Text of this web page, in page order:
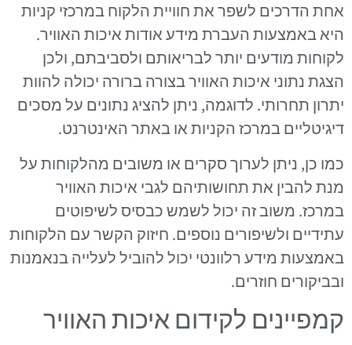
אחת הדרכים לשפר את חוויית הלקוח במרכזי קניות
היא באמצעות העברת מידע אודות איכות האוויר.
לקוחות מודעים יותר לבריאותם ולסביבתם, ולכן
הצגת נתוני איכות האוויר בצורה ברורה יכולה להוות
יתרון תחרותי. לדוגמה, ניתן להציג נתונים על מסכים
דיגיטליים במרכז הקניות או באתר האינטרנט.
כמו כן, ניתן לערוך סקרים או משובים מהלקוחות על
מנת להבין את תחושותיהם לגבי איכות האוויר
במרכז. משוב זה יכול לשמש כבסיס לשיפוטים
עתידיים ולשיפורים נוספים. חיזוק הקשר עם הלקוחות
באמצעות מידע רלוונטי יכול להוביל לעלייה בנאמנות
ובביקורים חוזרים.
קמפיינים לקידום איכות האוויר